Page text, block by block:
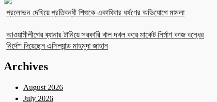
প্রলোভন দেখিয়ে প্রতিবন্ধী শিশুকে একাধিবার ধর্ষণের অভিযোগে মামলা
আওয়ামীলীগের ব্যানার টানিয়ে সরকারি খাল দখল করে মার্কেট নির্মাণ কাজ বন্ধের
নির্দেশ দিয়েছেন এসিল্যান্ড মাহমুদা জাহান
Archives
August 2026
July 2026